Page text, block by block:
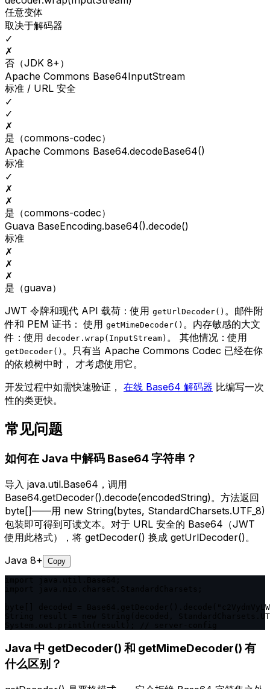
任意变体
取决于解码器
✓
✗
否（JDK 8+）
Apache Commons Base64InputStream
标准 / URL 安全
✓
✓
✗
是（commons-codec）
Apache Commons Base64.decodeBase64()
标准
✓
✗
✗
是（commons-codec）
Guava BaseEncoding.base64().decode()
标准
✗
✗
✗
是（guava）
JWT 令牌和现代 API 载荷：使用 getUrlDecoder() 。邮件附
件和 PEM 证书： 使用 getMimeDecoder() 。内存敏感的大文
件：使用 decoder.wrap(InputStream) 。 其他情况：使用
getDecoder() 。只有当 Apache Commons Codec 已经在你
的依赖树中时， 才考虑使用它。
开发过程中如需快速验证， 在线 Base64 解码器 比编写一次
性的类更快。
常见问题
如何在 Java 中解码 Base64 字符串？
导入 java.util.Base64，调用
Base64.getDecoder().decode(encodedString)。方法返回
byte[]——用 new String(bytes, StandardCharsets.UTF_8)
包装即可得到可读文本。对于 URL 安全的 Base64（JWT
使用此格式），将 getDecoder() 换成 getUrlDecoder()。
Java 8+ Copy
byte[] decoded =
String result = new String(decoded,
Java 中 getDecoder() 和 getMimeDecoder() 有
什么区别？